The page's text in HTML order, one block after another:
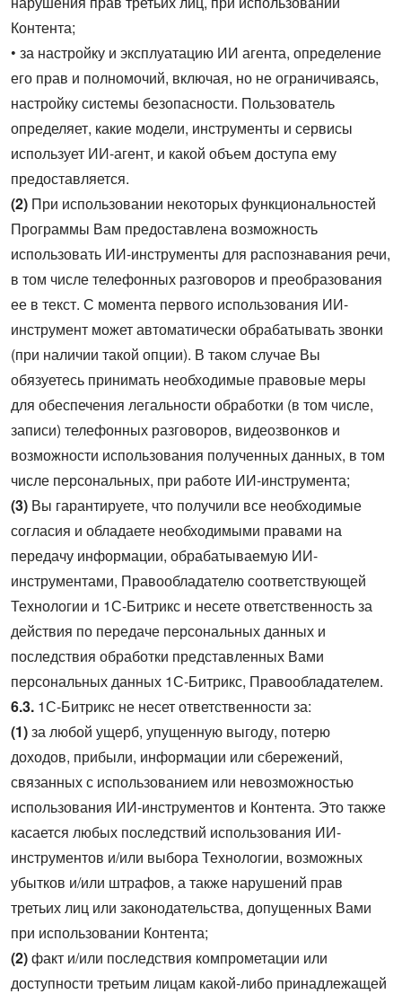
Контента;
• за настройку и эксплуатацию ИИ агента, определение
его прав и полномочий, включая, но не ограничиваясь,
настройку системы безопасности. Пользователь
определяет, какие модели, инструменты и сервисы
использует ИИ-агент, и какой объем доступа ему
предоставляется.
(2) При использовании некоторых функциональностей
Программы Вам предоставлена возможность
использовать ИИ-инструменты для распознавания речи,
в том числе телефонных разговоров и преобразования
ее в текст. С момента первого использования ИИ-
инструмент может автоматически обрабатывать звонки
(при наличии такой опции). В таком случае Вы
обязуетесь принимать необходимые правовые меры
для обеспечения легальности обработки (в том числе,
записи) телефонных разговоров, видеозвонков и
возможности использования полученных данных, в том
числе персональных, при работе ИИ-инструмента;
(3) Вы гарантируете, что получили все необходимые
согласия и обладаете необходимыми правами на
передачу информации, обрабатываемую ИИ-
инструментами, Правообладателю соответствующей
Технологии и 1С-Битрикс и несете ответственность за
действия по передаче персональных данных и
последствия обработки представленных Вами
персональных данных 1С-Битрикс, Правообладателем.
6.3. 1С-Битрикс не несет ответственности за:
(1)за любой ущерб, упущенную выгоду, потерю
доходов, прибыли, информации или сбережений,
связанных с использованием или невозможностью
использования ИИ-инструментов и Контента. Это также
касается любых последствий использования ИИ-
инструментов и/или выбора Технологии, возможных
убытков и/или штрафов, а также нарушений прав
третьих лиц или законодательства, допущенных Вами
при использовании Контента;
(2)факт и/или последствия компрометации или
доступности третьим лицам какой-либо принадлежащей